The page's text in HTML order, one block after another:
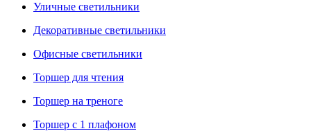
Уличные светильники
Декоративные светильники
Офисные светильники
Торшер для чтения
Торшер на треноге
Торшер с 1 плафоном